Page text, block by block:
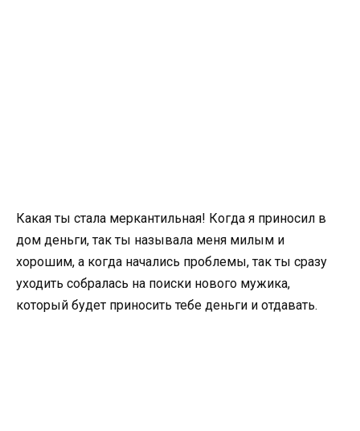
Какая ты стала меркантильная! Когда я приносил в
дом деньги, так ты называла меня милым и
хорошим, а когда начались проблемы, так ты сразу
уходить собралась на поиски нового мужика,
который будет приносить тебе деньги и отдавать.